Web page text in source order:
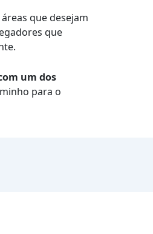
que desejam
que
um dos
para o